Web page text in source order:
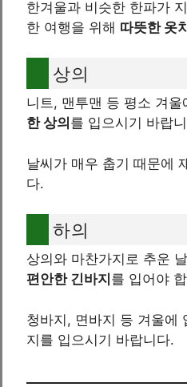
한겨울과 비슷한 한파가
한 여행을 위해 따뜻한 옷
상의
니트, 맨투맨 등 평소 겨울
한 상의 를 입으시기 바랍
날씨가 매우 춥기 때문에
다.
하의
상의와 마찬가지로 추운
편안한 긴바지 를 입어야
청바지, 면바지 등 겨울에
지를 입으시기 바랍니다.